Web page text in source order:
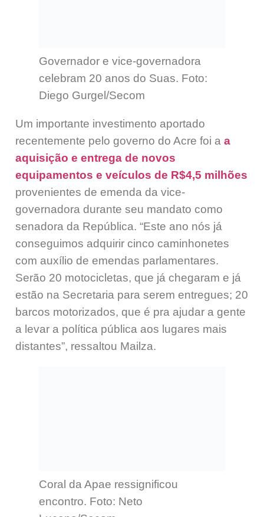
Governador e vice-governadora
celebram 20 anos do Suas. Foto:
Diego Gurgel/Secom
Um importante investimento aportado
recentemente pelo governo do Acre foi a a
aquisição e entrega de novos
equipamentos e veículos de R$4,5 milhões
provenientes de emenda da vice-
governadora durante seu mandato como
senadora da República. “Este ano nós já
conseguimos adquirir cinco caminhonetes
com auxílio de emendas parlamentares.
Serão 20 motocicletas, que já chegaram e já
estão na Secretaria para serem entregues; 20
barcos motorizados, que é pra ajudar a gente
a levar a política pública aos lugares mais
distantes”, ressaltou Mailza.
Coral da Apae ressignificou
encontro. Foto: Neto